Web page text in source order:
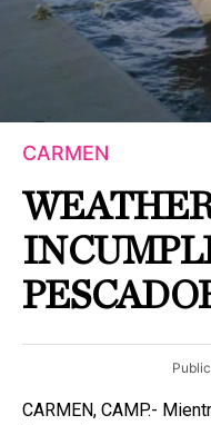
CARMEN
CARMEN, CAMP.-